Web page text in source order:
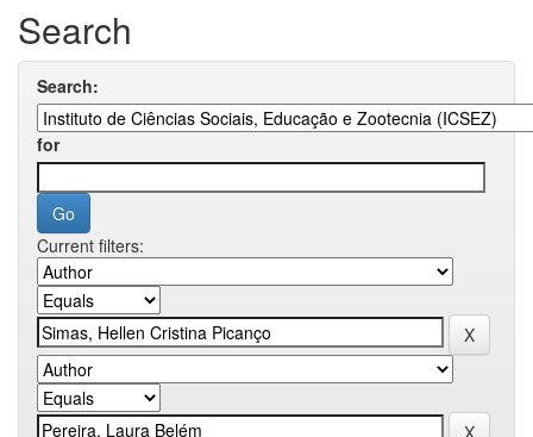
Search
Search:
for
Current filters: